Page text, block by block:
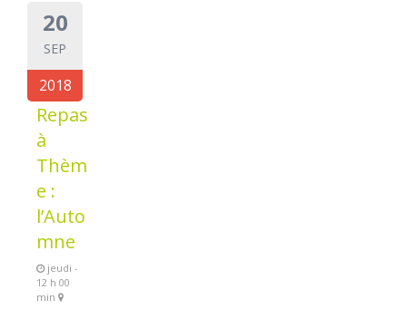
20
SEP
2018
Repas
à
Thèm
e :
l’Auto
mne
jeudi -
12 h 00
min